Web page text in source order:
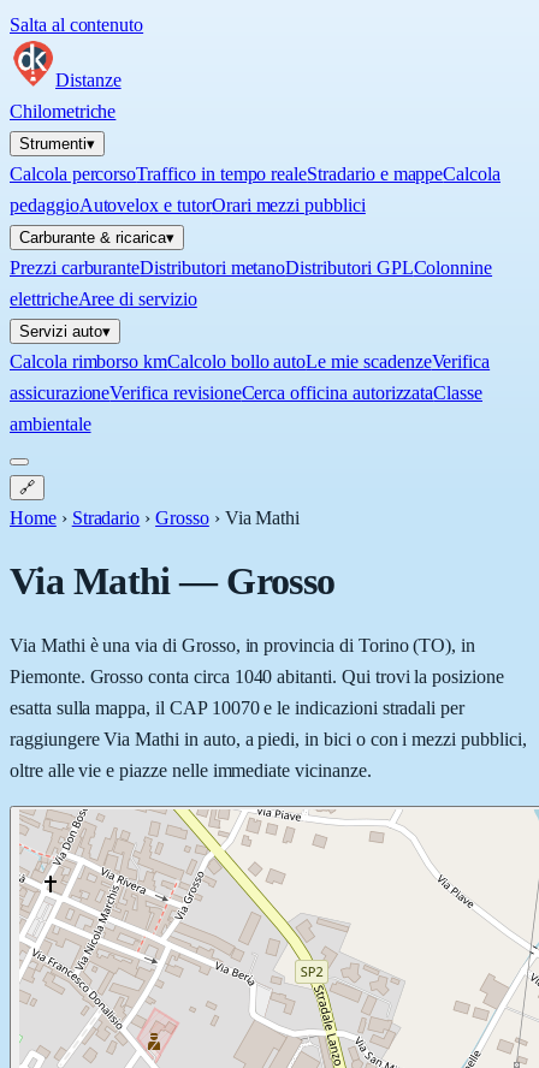
Salta al contenuto
Distanze
Chilometriche
Strumenti▾
Calcola percorsoTraffico in tempo realeStradario e mappeCalcola
pedaggioAutovelox e tutorOrari mezzi pubblici
Carburante & ricarica▾
Prezzi carburanteDistributori metanoDistributori GPLColonnine
elettricheAree di servizio
Servizi auto▾
Calcola rimborso kmCalcolo bollo autoLe mie scadenzeVerifica
assicurazioneVerifica revisioneCerca officina autorizzataClasse
ambientale
🔗
Home › Stradario › Grosso › Via Mathi
Via Mathi—Grosso
Via Mathi è una via di Grosso, in provincia di Torino (TO), in
Piemonte. Grosso conta circa 1040 abitanti. Qui trovi la posizione
esatta sulla mappa, il CAP 10070 e le indicazioni stradali per
raggiungere Via Mathi in auto, a piedi, in bici o con i mezzi pubblici,
oltre alle vie e piazze nelle immediate vicinanze.